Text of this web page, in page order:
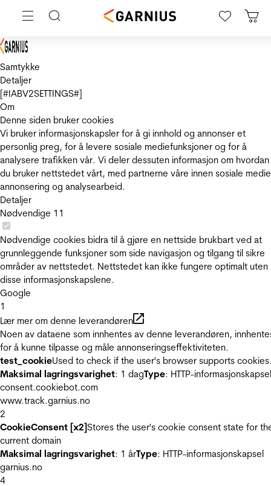
Samtykke
Detaljer
[#IABV2SETTINGS#]
Om
Denne siden bruker cookies
Vi bruker informasjonskapsler for å gi innhold og annonser et
personlig preg, for å levere sosiale mediefunksjoner og for å
analysere trafikken vår. Vi deler dessuten informasjon om hvordan
du bruker nettstedet vårt, med partnerne våre innen sosiale
annonsering og analysearbeid.
Detaljer
Nødvendige 11
Nødvendige cookies bidra til å gjøre en nettside brukbart ved at
grunnleggende funksjoner som side navigasjon og tilgang til sikre
områder av nettstedet. Nettstedet kan ikke fungere optimalt uten
disse informasjonskapslene.
Google
1
Lær mer om denne leverandøren
Noen av dataene som innhentes av denne leverandøren,
for å kunne tilpasse og måle annonseringseffektiviteten.
test_cookieUsed to check if the user's browser supports
Maksimal lagringsvarighet: 1 dagType: HTTP-informasjonskapsel
consent.cookiebot.com
www.track.garnius.no
2
CookieConsent [x2]Stores the user's cookie consent state for
current domain
Maksimal lagringsvarighet: 1 årType: HTTP-informasjonskapsel
garnius.no
4